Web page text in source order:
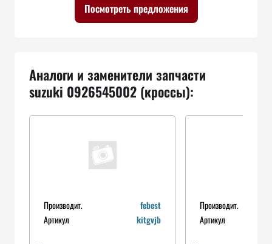
Посмотреть предложения
Аналоги и заменители запчасти
suzuki 0926545002 (кроссы):
Производит.
febest
Артикул
kitgvjb
Производит.
Артикул